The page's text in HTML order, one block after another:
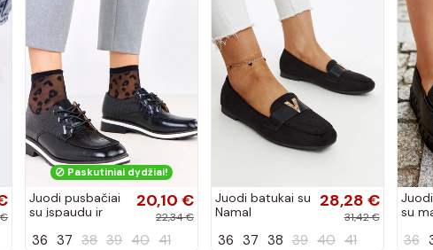
Paskutiniai dydžiai!
Juodi pusbačiai
su įspaudu ir
priekiu Kerawa
20,10 €
22,34 €
36 37 38 39 40 41
Juodi batukai su
Namal
28,28 €
31,42 €
36 37 38 39 40 41
su
36